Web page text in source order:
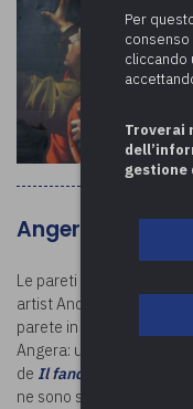
Angera
Le pareti esterne di
artist Andrea Ravo
parete in via Mario
Angera: una
de Il fanciullo con
ne sono seguite altre
Per
cliccando
Troverai
gestione